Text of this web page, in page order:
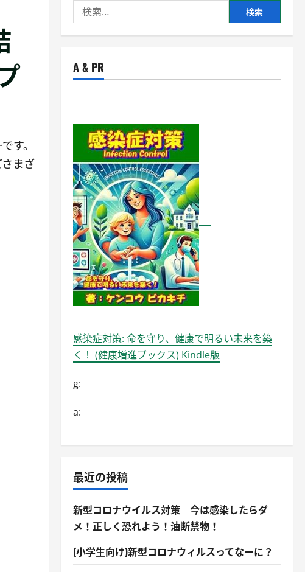
す。
まざ
索:
A & PR
感染症対策: 命を守り、健康で明るい未来を築
く！ (健康増進ブックス) Kindle版
g:
a:
最近の投稿
新型コロナウイルス対策 今は感染したらダ
メ！正しく恐れよう！油断禁物！
(小学生向け)新型コロナウィルスってなーに？